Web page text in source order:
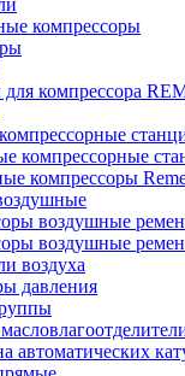
компрессоры
компрессора
компрессорные
компрессоры
воздушные
воздушные
воздуха
давления
автоматических